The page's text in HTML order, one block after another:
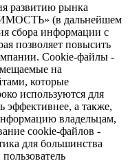
развитию рынка
(в дальнейшем
сбора информации с
позволяет повысить
Сookie-файлы -
на
которые
используются для
эффективнее, а также,
владельцам,
cookie-файлов -
для большинства